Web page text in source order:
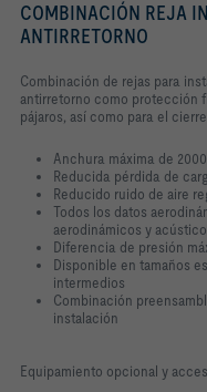
COMBINACIÓN REJA
ANTIRRETORNO
Combinación de rejas para
antirretorno como protección
pájaros, así como para el
Anchura máxima de
Reducida pérdida de
Reducido ruido de aire
Todos los datos
aerodinámicos y
Diferencia de presión
Disponible en tamaños
intermedios
Combinación
instalación
Equipamiento opcional y